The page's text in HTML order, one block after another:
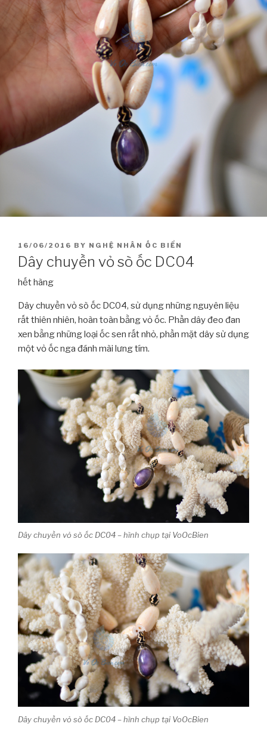
POSTED
ON
16/06/2016 BY NGHỆ NHÂN ỐC BIỂN
Dây chuyền vỏ sò ốc DC04
hết hàng
Dây chuyền vỏ sò ốc DC04, sử dụng những nguyên liệu
rất thiên nhiên, hoàn toàn bằng vỏ ốc. Phần dây đeo đan
xen bằng những loại ốc sen rất nhỏ, phần mặt dây sử dụng
một vỏ ốc nga đánh mài lưng tím.
Dây chuyền vỏ sò ốc DC04 – hình chụp tại VoOcBien
Dây chuyền vỏ sò ốc DC04 – hình chụp tại VoOcBien